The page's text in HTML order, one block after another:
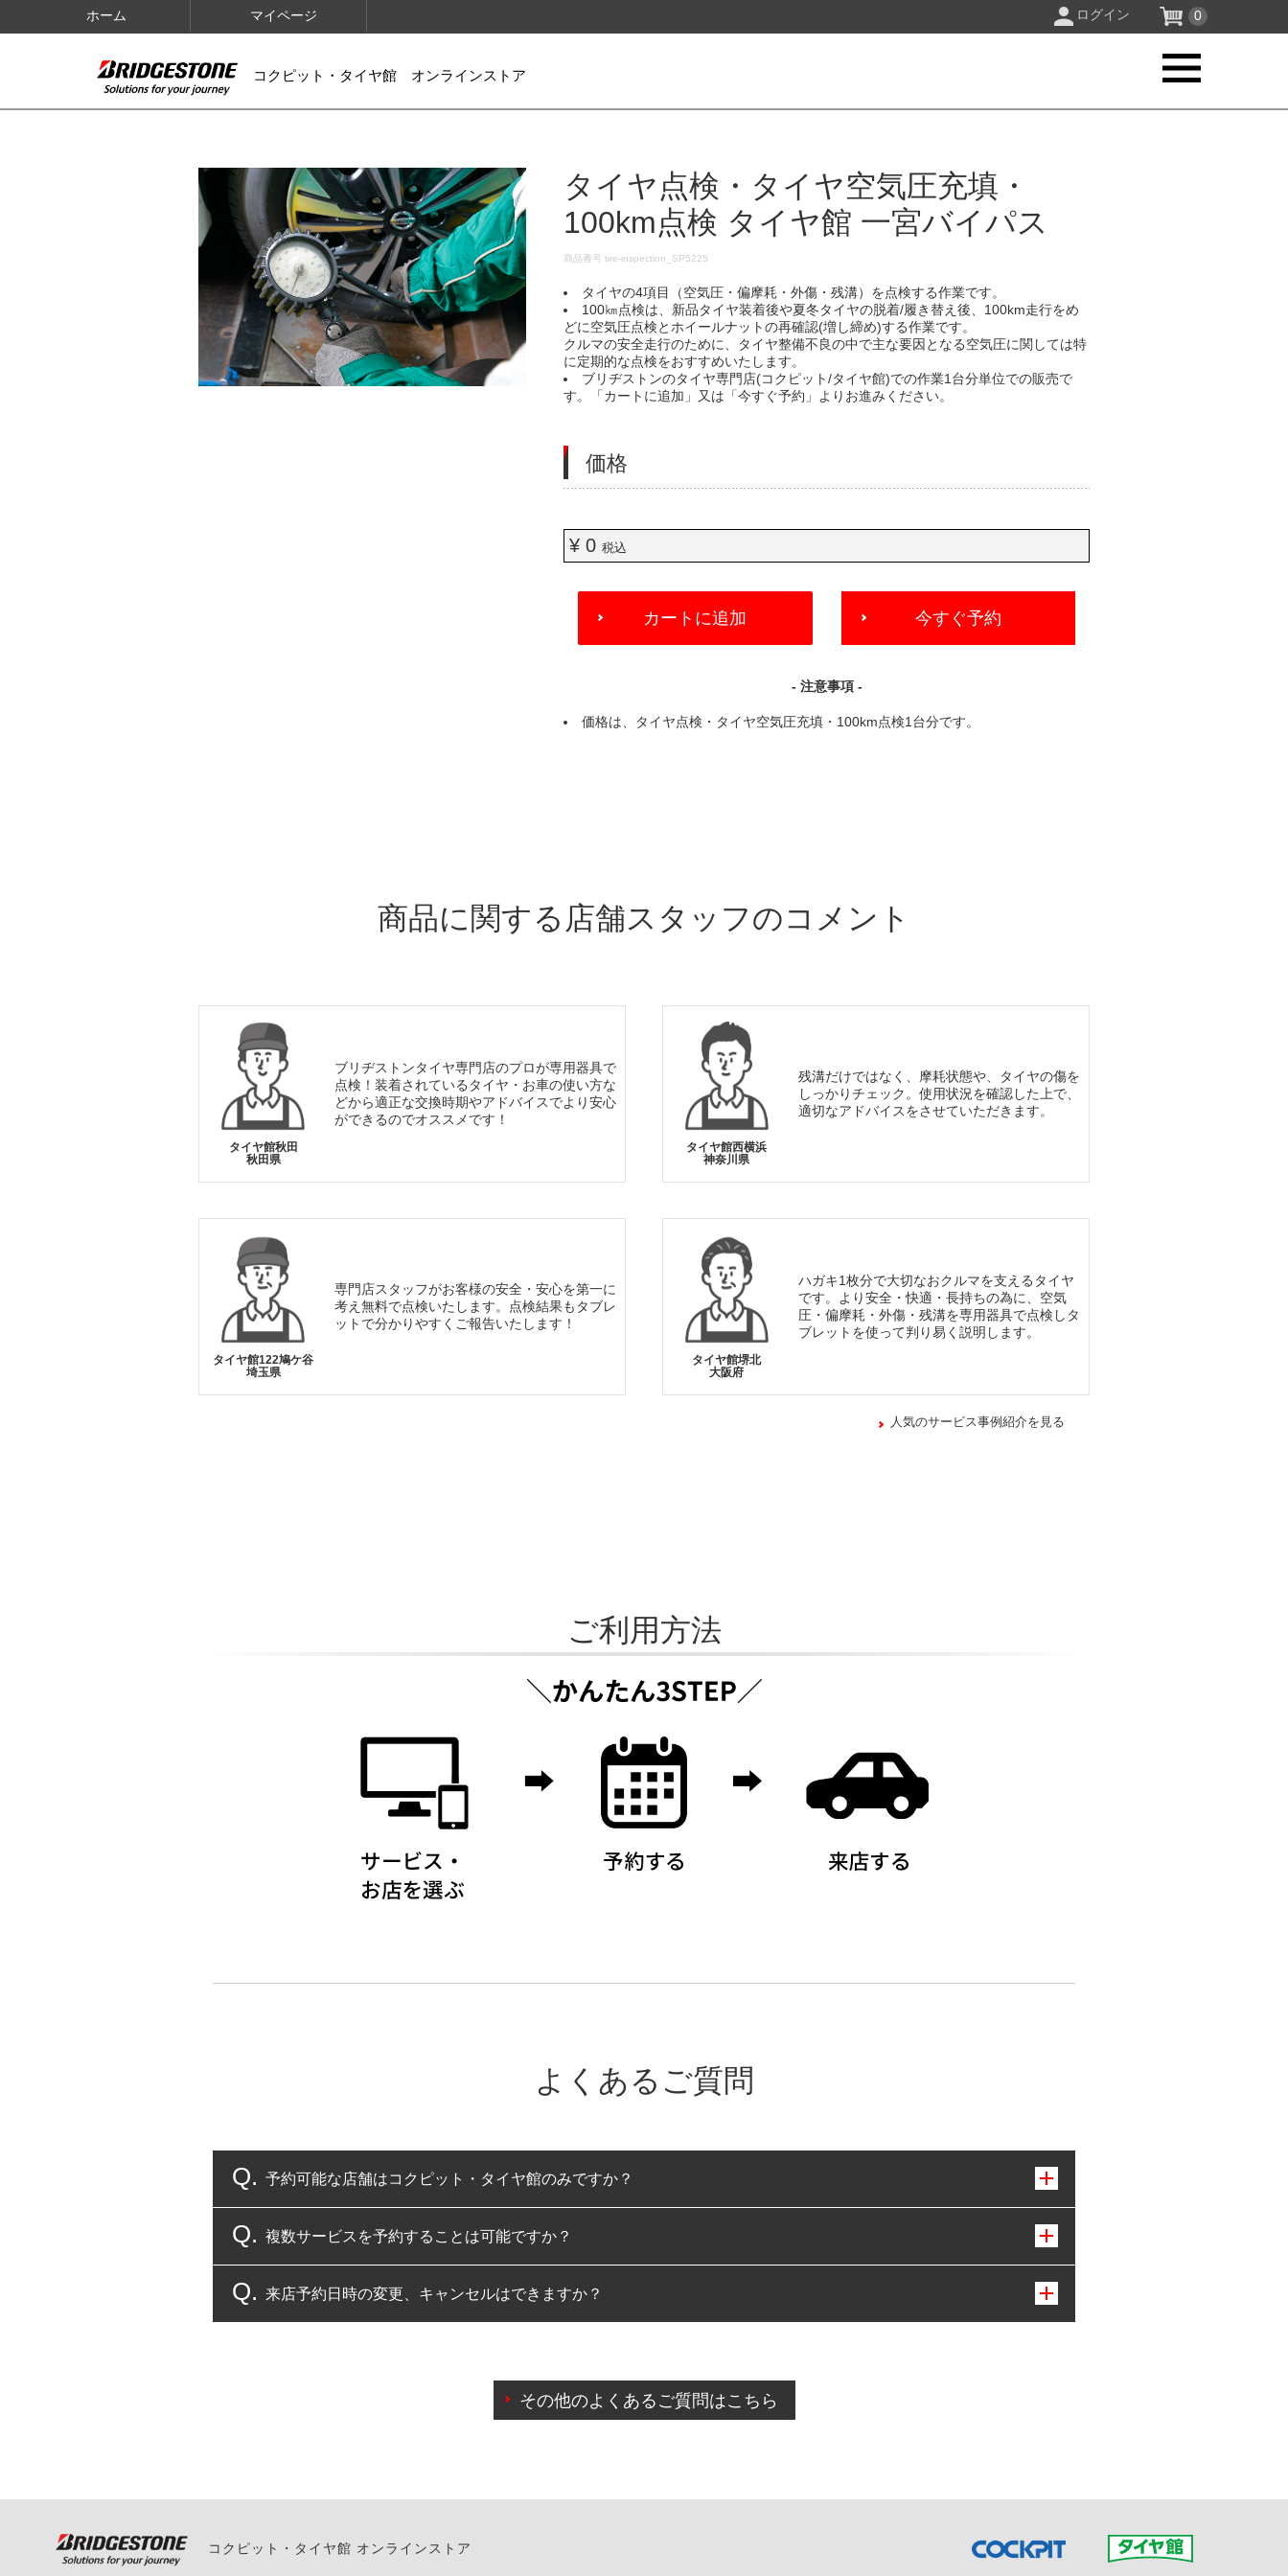
ホーム マイページ ログイン 0
コクピット・タイヤ館 オンラインストア
IMAGES
タイヤ点検・タイヤ空気圧充填・
100km点検 タイヤ館 一宮バイパス
DETAILS
商品番号tire-inspection_SP5225
タイヤの4項目（空気圧・偏摩耗・外傷・残溝）を点検する作業です。​
100㎞点検は、新品タイヤ装着後や夏冬タイヤの脱着/履き替え後、100km走行をめ
どに空気圧点検とホイールナットの再確認(増し締め)する作業です。​
クルマの安全走行のために、タイヤ整備不良の中で主な要因となる空気圧に関しては特
に定期的な点検をおすすめいたします。​
ブリヂストンのタイヤ専門店(コクピット/タイヤ館)での作業1台分単位での販売で
す。「カートに追加」又は「今すぐ予約」よりお進みください。​
価格
¥ 0税込
ADD
CART
カートに追加 今すぐ予約
- 注意事項 -
価格は、タイヤ点検・タイヤ空気圧充填・100km点検1台分です。
商品に関する店舗スタッフのコメント
タイヤ館秋田
秋田県
ブリヂストンタイヤ専門店のプロが専用器具で
点検！装着されているタイヤ・お車の使い方な
どから適正な交換時期やアドバイスでより安心
ができるのでオススメです！
タイヤ館西横浜
神奈川県
残溝だけではなく、摩耗状態や、タイヤの傷を
しっかりチェック。使用状況を確認した上で、
適切なアドバイスをさせていただきます。
タイヤ館122鳩ケ谷
埼玉県
専門店スタッフがお客様の安全・安心を第一に
考え無料で点検いたします。点検結果もタブレ
ットで分かりやすくご報告いたします！
タイヤ館堺北
大阪府
ハガキ1枚分で大切なおクルマを支えるタイヤ
です。より安全・快適・長持ちの為に、空気
圧・偏摩耗・外傷・残溝を専用器具で点検しタ
ブレットを使って判り易く説明します。
人気のサービス事例紹介を見る
ご利用方法
よくあるご質問
予約可能な店舗はコクピット・タイヤ館のみですか？
コクピット・タイヤ館のみとなります。
複数サービスを予約することは可能ですか？
複数サービスのご予約は可能です。
来店予約日時の変更、キャンセルはできますか？
また、やむを得ない事由によりご予約のキャンセルをご希望の際は、直接ご予約いただいた店舗へご連絡くださ
その他のよくあるご質問はこちら
コクピット・タイヤ館 オンラインストア